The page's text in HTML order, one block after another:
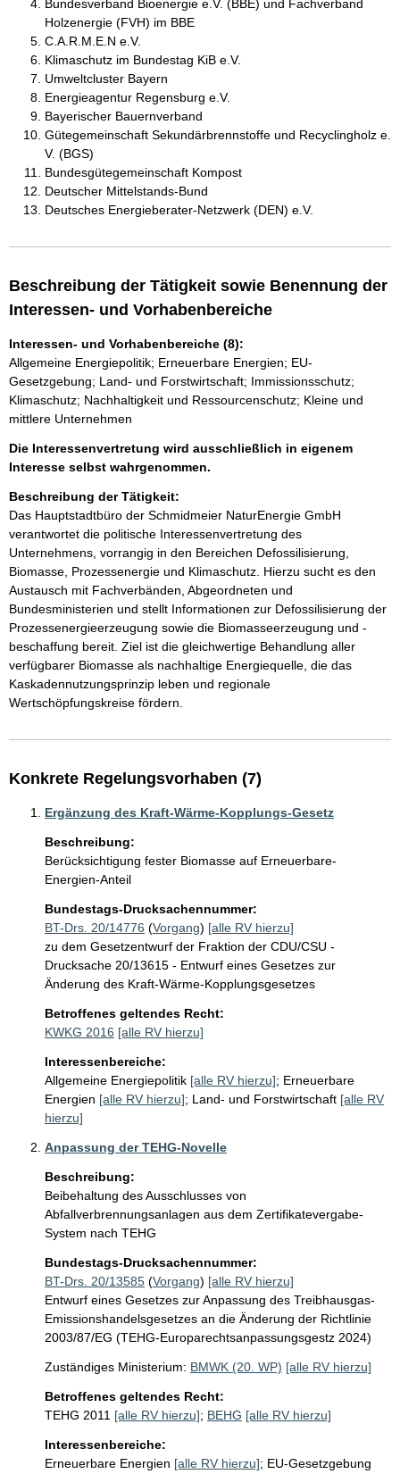
Bundesverband Bioenergie e.V. (BBE) und Fachverband
Holzenergie (FVH) im BBE
C.A.R.M.E.N e.V.
Klimaschutz im Bundestag KiB e.V.
Umweltcluster Bayern
Energieagentur Regensburg e.V.
Bayerischer Bauernverband
Gütegemeinschaft Sekundärbrennstoffe und Recyclingholz e.
V. (BGS)
Bundesgütegemeinschaft Kompost
Deutscher Mittelstands-Bund
Deutsches Energieberater-Netzwerk (DEN) e.V.
Beschreibung der Tätigkeit sowie Benennung der
Interessen- und Vorhabenbereiche
Interessen- und Vorhabenbereiche (8):
Allgemeine Energiepolitik; Erneuerbare Energien; EU-
Gesetzgebung; Land- und Forstwirtschaft; Immissionsschutz;
Klimaschutz; Nachhaltigkeit und Ressourcenschutz; Kleine und
mittlere Unternehmen
Die Interessenvertretung wird ausschließlich in eigenem
Interesse selbst wahrgenommen.
Beschreibung der Tätigkeit:
Das Hauptstadtbüro der Schmidmeier NaturEnergie GmbH
verantwortet die politische Interessenvertretung des
Unternehmens, vorrangig in den Bereichen Defossilisierung,
Biomasse, Prozessenergie und Klimaschutz. Hierzu sucht es den
Austausch mit Fachverbänden, Abgeordneten und
Bundesministerien und stellt Informationen zur Defossilisierung der
Prozessenergieerzeugung sowie die Biomasseerzeugung und -
beschaffung bereit. Ziel ist die gleichwertige Behandlung aller
verfügbarer Biomasse als nachhaltige Energiequelle, die das
Kaskadennutzungsprinzip leben und regionale
Wertschöpfungskreise fördern.
Konkrete Regelungsvorhaben (7)
Ergänzung des Kraft-Wärme-Kopplungs-Gesetz
Beschreibung:
Berücksichtigung fester Biomasse auf Erneuerbare-
Energien-Anteil
Bundestags-Drucksachennummer:
BT-Drs. 20/14776 (Vorgang) [alle RV hierzu]
zu dem Gesetzentwurf der Fraktion der CDU/CSU -
Drucksache 20/13615 - Entwurf eines Gesetzes zur
Änderung des Kraft-Wärme-Kopplungsgesetzes
Betroffenes geltendes Recht:
KWKG 2016 [alle RV hierzu]
Interessenbereiche:
Allgemeine Energiepolitik [alle RV hierzu]; Erneuerbare
Energien [alle RV hierzu]; Land- und Forstwirtschaft [alle RV
hierzu]
Anpassung der TEHG-Novelle
Beschreibung:
Beibehaltung des Ausschlusses von
Abfallverbrennungsanlagen aus dem Zertifikatevergabe-
System nach TEHG
Bundestags-Drucksachennummer:
BT-Drs. 20/13585 (Vorgang) [alle RV hierzu]
Entwurf eines Gesetzes zur Anpassung des Treibhausgas-
Emissionshandelsgesetzes an die Änderung der Richtlinie
2003/87/EG (TEHG-Europarechtsanpassungsgestz 2024)
Zuständiges Ministerium: BMWK (20. WP) [alle RV hierzu]
Betroffenes geltendes Recht:
TEHG 2011 [alle RV hierzu]; BEHG [alle RV hierzu]
Interessenbereiche:
Erneuerbare Energien [alle RV hierzu]; EU-Gesetzgebung